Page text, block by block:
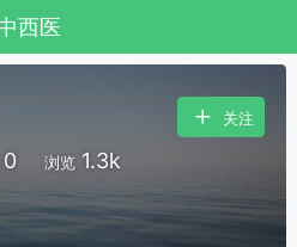
西医
0 浏览 1.3k
关注